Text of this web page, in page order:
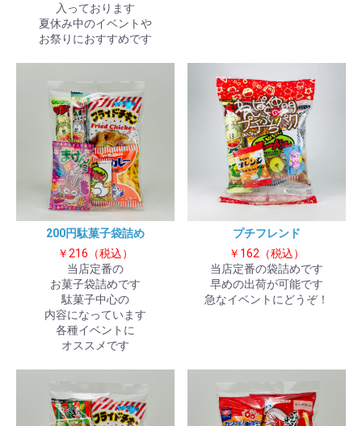
入っております
夏休み中のイベントや
お祭りにおすすめです
200円駄菓子袋詰め
￥216（税込）
当店定番の
お菓子袋詰めです
駄菓子中心の
内容になっています
各種イベントに
オススメです
プチフレンド
￥162（税込）
当店定番の袋詰めです
早めの出荷が可能です
急なイベントにどうぞ！